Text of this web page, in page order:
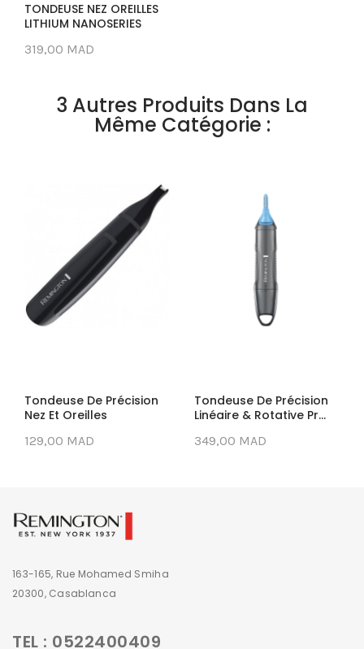
TONDEUSE NEZ OREILLES
LITHIUM NANOSERIES
319,00 MAD
3 Autres Produits Dans La
Même Catégorie :
Tondeuse De Précision
Nez Et Oreilles
129,00 MAD
Tondeuse De Précision
Linéaire & Rotative Pr...
349,00 MAD
163-165, Rue Mohamed Smiha
20300, Casablanca
TEL : 0522400409